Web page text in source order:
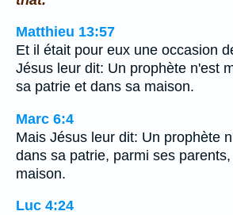
Matthieu 13:57
Et il était pour eux une occasion
Jésus leur dit: Un prophète n'est
sa patrie et dans sa maison.
Marc 6:4
Mais Jésus leur dit: Un prophète
dans sa patrie, parmi ses
maison.
Luc 4:24